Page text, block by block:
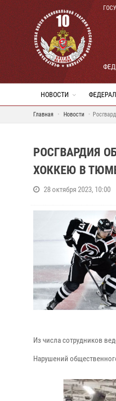
НОВОСТИ
Главная Новости
РОСГВАРДИЯ
ХОККЕЮ В
28 октября 2023, 10:00
Из числа сотрудников
Нарушений